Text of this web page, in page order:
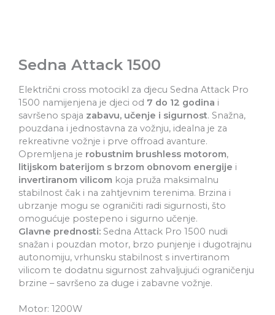
Sedna Attack 1500
Električni cross motocikl za djecu Sedna Attack Pro
1500 namijenjena je djeci od 7 do 12 godina i
savršeno spaja zabavu, učenje i sigurnost. Snažna,
pouzdana i jednostavna za vožnju, idealna je za
rekreativne vožnje i prve offroad avanture.
Opremljena je robustnim brushless motorom,
litijskom baterijom s brzom obnovom energije i
invertiranom vilicom koja pruža maksimalnu
stabilnost čak i na zahtjevnim terenima. Brzina i
ubrzanje mogu se ograničiti radi sigurnosti, što
omogućuje postepeno i sigurno učenje.
Glavne prednosti: Sedna Attack Pro 1500 nudi
snažan i pouzdan motor, brzo punjenje i dugotrajnu
autonomiju, vrhunsku stabilnost s invertiranom
vilicom te dodatnu sigurnost zahvaljujući ograničenju
brzine – savršeno za duge i zabavne vožnje.
Motor: 1200W